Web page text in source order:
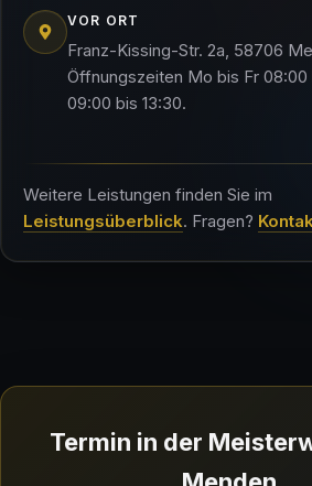
VOR ORT
Franz-Kissing-Str. 2a 58706
Öffnungszeiten Mo bis Fr 08:00
09:00 bis 13:30.
Weitere Leistungen finden Sie im
Leistungsüberblick. Fragen?
Termin in der